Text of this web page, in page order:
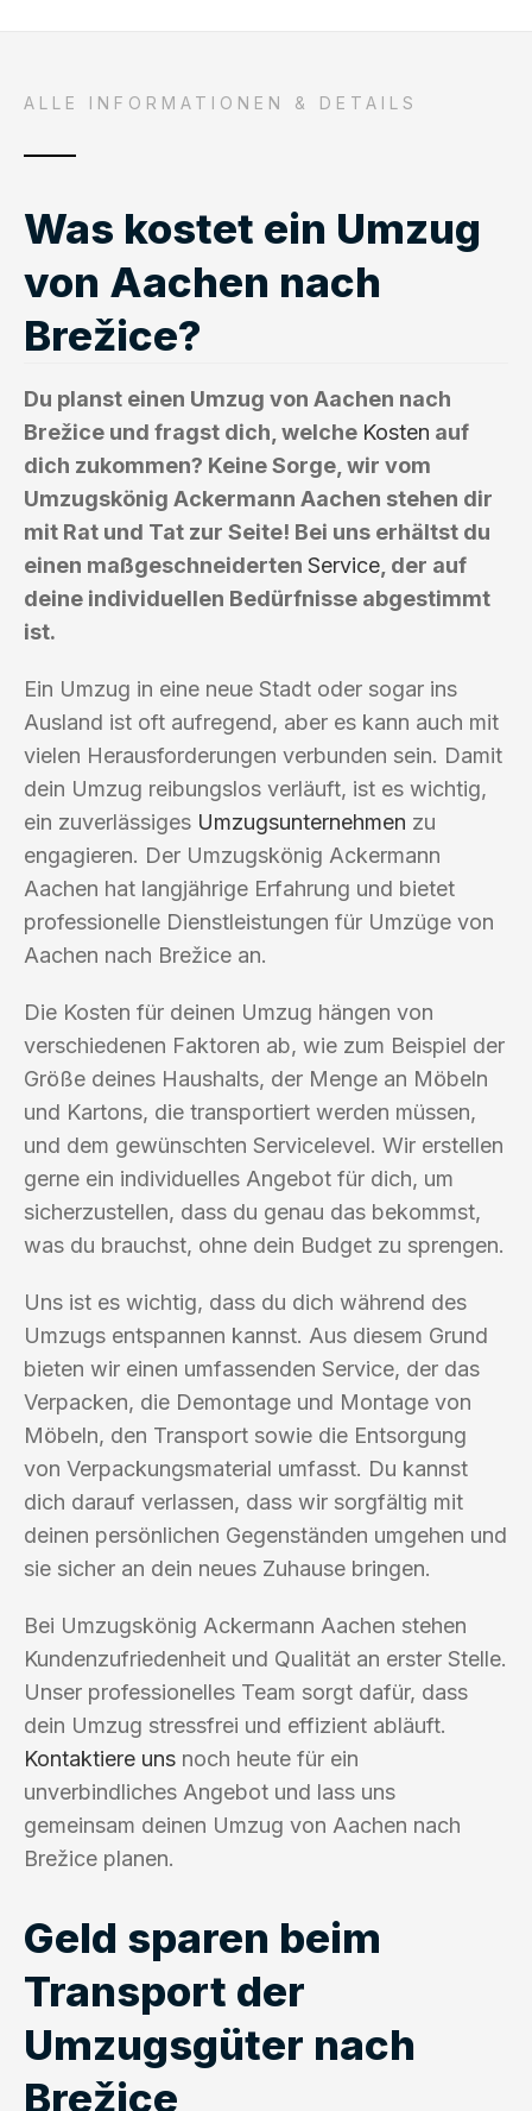
ALLE INFORMATIONEN & DETAILS
Was kostet ein Umzug
von Aachen nach
Brežice?
Du planst einen Umzug von Aachen nach
Brežice und fragst dich, welche Kosten auf
dich zukommen? Keine Sorge, wir vom
Umzugskönig Ackermann Aachen stehen dir
mit Rat und Tat zur Seite! Bei uns erhältst du
einen maßgeschneiderten Service , der auf
deine individuellen Bedürfnisse abgestimmt
ist.
Ein Umzug in eine neue Stadt oder sogar ins
Ausland ist oft aufregend, aber es kann auch mit
vielen Herausforderungen verbunden sein. Damit
dein Umzug reibungslos verläuft, ist es wichtig,
ein zuverlässiges Umzugsunternehmen zu
engagieren. Der Umzugskönig Ackermann
Aachen hat langjährige Erfahrung und bietet
professionelle Dienstleistungen für Umzüge von
Aachen nach Brežice an.
Die Kosten für deinen Umzug hängen von
verschiedenen Faktoren ab, wie zum Beispiel der
Größe deines Haushalts, der Menge an Möbeln
und Kartons, die transportiert werden müssen,
und dem gewünschten Servicelevel. Wir erstellen
gerne ein individuelles Angebot für dich, um
sicherzustellen, dass du genau das bekommst,
was du brauchst, ohne dein Budget zu sprengen.
Uns ist es wichtig, dass du dich während des
Umzugs entspannen kannst. Aus diesem Grund
bieten wir einen umfassenden Service, der das
Verpacken, die Demontage und Montage von
Möbeln, den Transport sowie die Entsorgung
von Verpackungsmaterial umfasst. Du kannst
dich darauf verlassen, dass wir sorgfältig mit
deinen persönlichen Gegenständen umgehen und
sie sicher an dein neues Zuhause bringen.
Bei Umzugskönig Ackermann Aachen stehen
Kundenzufriedenheit und Qualität an erster Stelle.
Unser professionelles Team sorgt dafür, dass
dein Umzug stressfrei und effizient abläuft.
Kontaktiere uns noch heute für ein
unverbindliches Angebot und lass uns
gemeinsam deinen Umzug von Aachen nach
Brežice planen.
Geld sparen beim
Transport der
Umzugsgüter nach
Brežice